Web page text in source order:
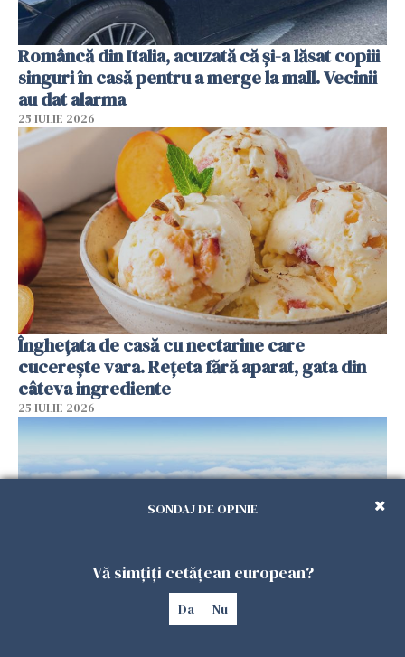
Româncă din Italia, acuzată că și-a lăsat copiii
singuri în casă pentru a merge la mall. Vecinii
au dat alarma
25 IULIE 2026
Înghețata de casă cu nectarine care
cucerește vara. Rețeta fără aparat, gata din
câteva ingrediente
25 IULIE 2026
SONDAJ DE OPINIE
Vă simțiți cetățean european?
Da Nu